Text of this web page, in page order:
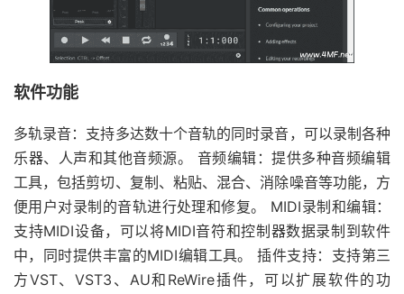
软件功能
多轨录音：支持多达数十个音轨的同时录音，可以录制各种
乐器、人声和其他音频源。 音频编辑：提供多种音频编辑
工具，包括剪切、复制、粘贴、混合、消除噪音等功能，方
便用户对录制的音轨进行处理和修复。 MIDI录制和编辑：
支持MIDI设备，可以将MIDI音符和控制器数据录制到软件
中，同时提供丰富的MIDI编辑工具。 插件支持：支持第三
方VST、VST3、AU和ReWire插件，可以扩展软件的功